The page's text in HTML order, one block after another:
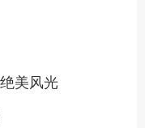
美风光